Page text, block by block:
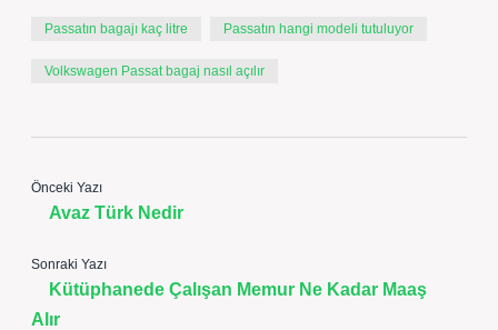
Passatın bagajı kaç litre Passatın hangi modeli tutuluyor
Volkswagen Passat bagaj nasıl açılır
Önceki Yazı
Avaz Türk Nedir
Sonraki Yazı
Kütüphanede Çalışan Memur Ne Kadar Maaş
Alır